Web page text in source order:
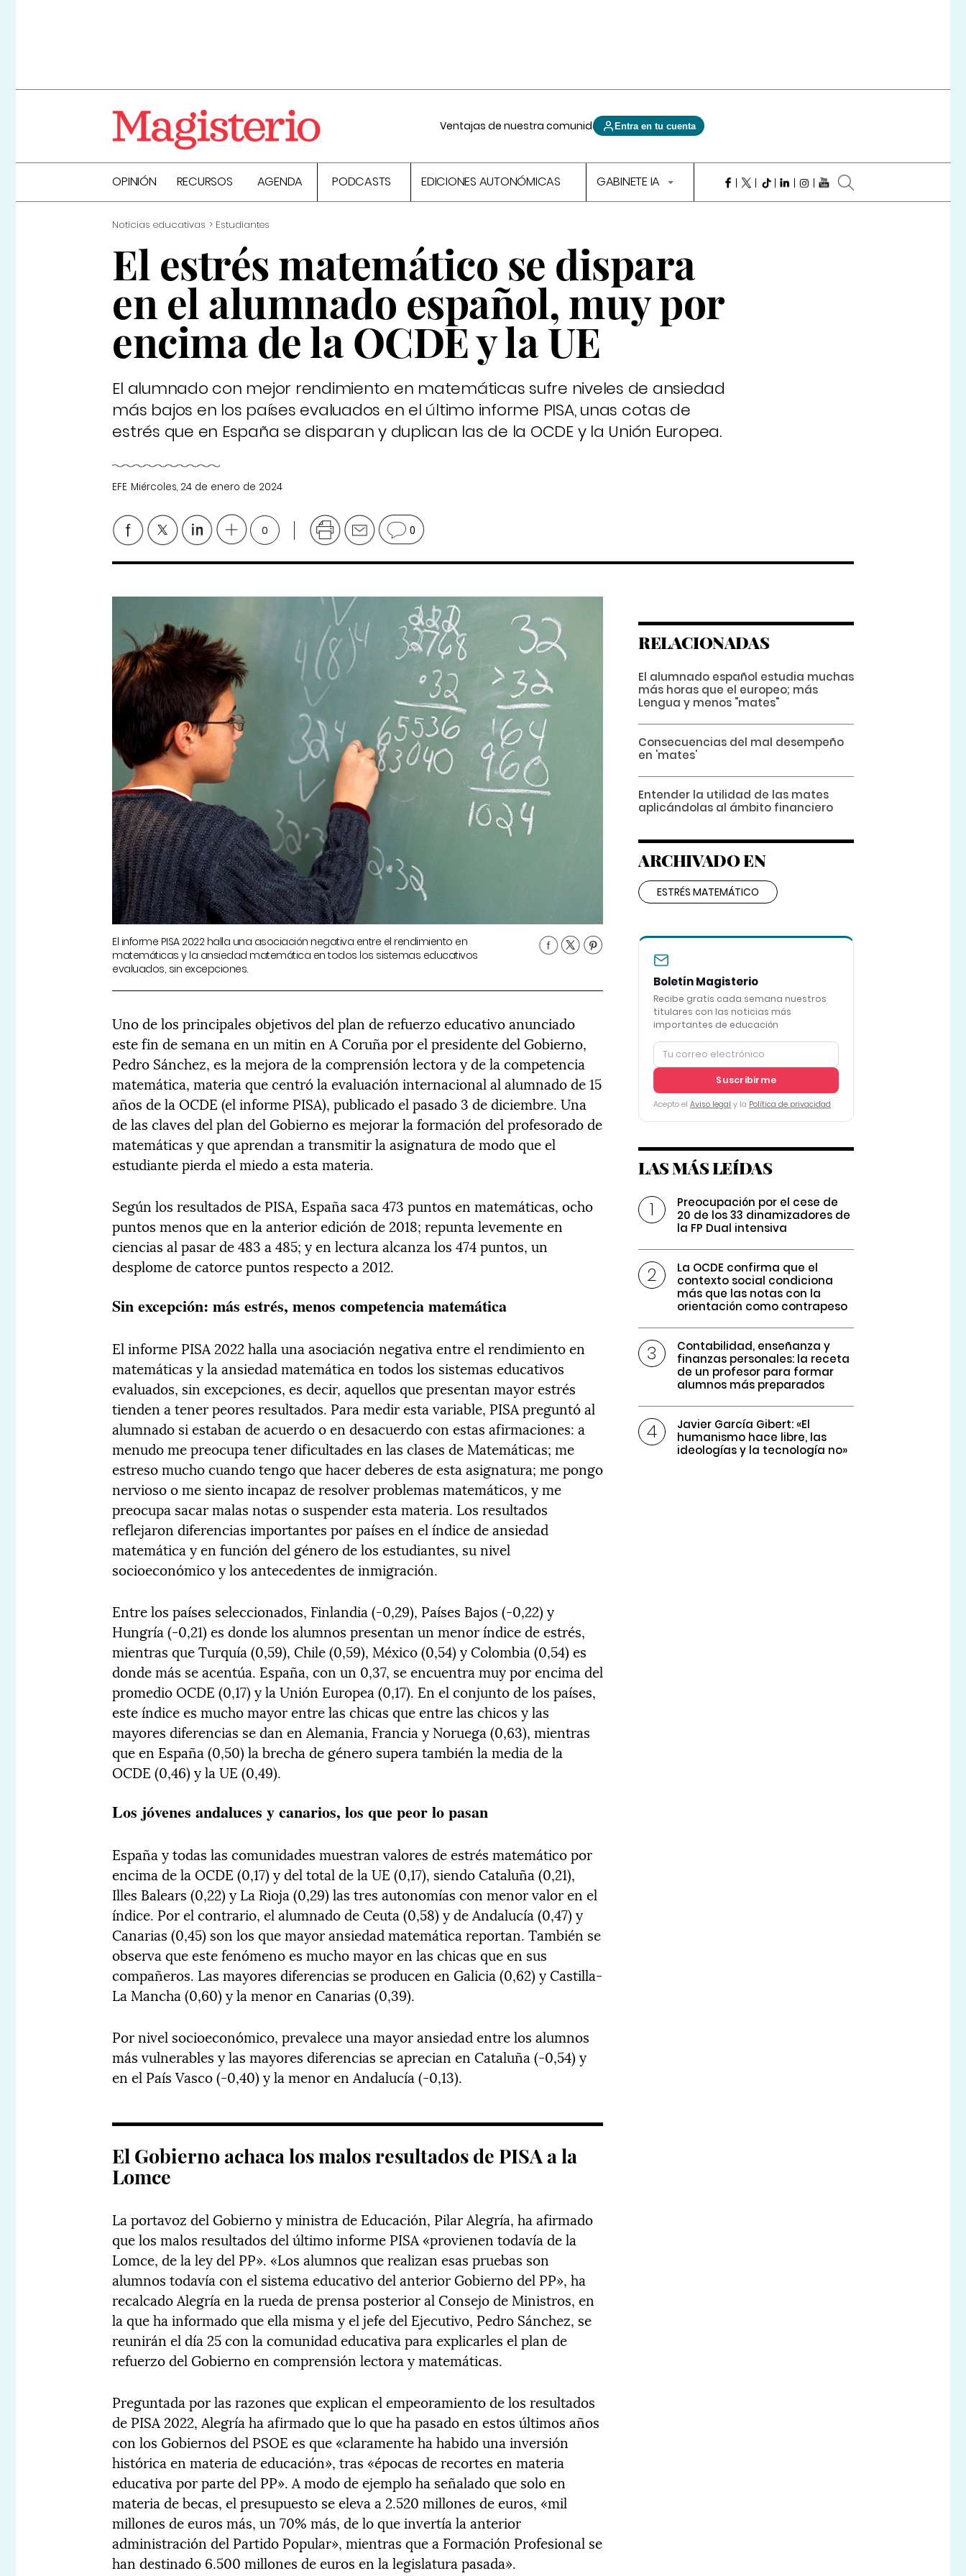
Ventajas de nuestra comunidad Entra en tu cuenta
OPINIÓN RECURSOS AGENDA PODCASTS EDICIONES AUTONÓMICAS GABINETE IA
Noticias educativas Estudiantes
El estrés matemático se dispara
en el alumnado español, muy por
encima de la OCDE y la UE
El alumnado con mejor rendimiento en matemáticas sufre niveles de ansiedad
más bajos en los países evaluados en el último informe PISA, unas cotas de
estrés que en España se disparan y duplican las de la OCDE y la Unión Europea.
EFE Miércoles, 24 de enero de 2024
0 0
El informe PISA 2022 halla una asociación negativa entre el rendimiento en
matemáticas y la ansiedad matemática en todos los sistemas educativos
evaluados, sin excepciones.
Uno de los principales objetivos del plan de refuerzo educativo anunciado
este fin de semana en un mitin en A Coruña por el presidente del Gobierno,
Pedro Sánchez, es la mejora de la comprensión lectora y de la competencia
matemática, materia que centró la evaluación internacional al alumnado de 15
años de la OCDE (el informe PISA), publicado el pasado 3 de diciembre. Una
de las claves del plan del Gobierno es mejorar la formación del profesorado de
matemáticas y que aprendan a transmitir la asignatura de modo que el
estudiante pierda el miedo a esta materia.
Según los resultados de PISA, España saca 473 puntos en matemáticas, ocho
puntos menos que en la anterior edición de 2018; repunta levemente en
ciencias al pasar de 483 a 485; y en lectura alcanza los 474 puntos, un
desplome de catorce puntos respecto a 2012.
Sin excepción: más estrés, menos competencia matemática
El informe PISA 2022 halla una asociación negativa entre el rendimiento en
matemáticas y la ansiedad matemática en todos los sistemas educativos
evaluados, sin excepciones, es decir, aquellos que presentan mayor estrés
tienden a tener peores resultados. Para medir esta variable, PISA preguntó al
alumnado si estaban de acuerdo o en desacuerdo con estas afirmaciones: a
menudo me preocupa tener dificultades en las clases de Matemáticas; me
estreso mucho cuando tengo que hacer deberes de esta asignatura; me pongo
nervioso o me siento incapaz de resolver problemas matemáticos, y me
preocupa sacar malas notas o suspender esta materia. Los resultados
reflejaron diferencias importantes por países en el índice de ansiedad
matemática y en función del género de los estudiantes, su nivel
socioeconómico y los antecedentes de inmigración.
Entre los países seleccionados, Finlandia (-0,29), Países Bajos (-0,22) y
Hungría (-0,21) es donde los alumnos presentan un menor índice de estrés,
mientras que Turquía (0,59), Chile (0,59), México (0,54) y Colombia (0,54) es
donde más se acentúa. España, con un 0,37, se encuentra muy por encima del
promedio OCDE (0,17) y la Unión Europea (0,17). En el conjunto de los países,
este índice es mucho mayor entre las chicas que entre las chicos y las
mayores diferencias se dan en Alemania, Francia y Noruega (0,63), mientras
que en España (0,50) la brecha de género supera también la media de la
OCDE (0,46) y la UE (0,49).
Los jóvenes andaluces y canarios, los que peor lo pasan
España y todas las comunidades muestran valores de estrés matemático por
encima de la OCDE (0,17) y del total de la UE (0,17), siendo Cataluña (0,21),
Illes Balears (0,22) y La Rioja (0,29) las tres autonomías con menor valor en el
índice. Por el contrario, el alumnado de Ceuta (0,58) y de Andalucía (0,47) y
Canarias (0,45) son los que mayor ansiedad matemática reportan. También se
observa que este fenómeno es mucho mayor en las chicas que en sus
compañeros. Las mayores diferencias se producen en Galicia (0,62) y Castilla-
La Mancha (0,60) y la menor en Canarias (0,39).
Por nivel socioeconómico, prevalece una mayor ansiedad entre los alumnos
más vulnerables y las mayores diferencias se aprecian en Cataluña (-0,54) y
en el País Vasco (-0,40) y la menor en Andalucía (-0,13).
El Gobierno achaca los malos resultados de PISA a la
Lomce
La portavoz del Gobierno y ministra de Educación, Pilar Alegría, ha afirmado
que los malos resultados del último informe PISA «provienen todavía de la
Lomce, de la ley del PP». «Los alumnos que realizan esas pruebas son
alumnos todavía con el sistema educativo del anterior Gobierno del PP», ha
recalcado Alegría en la rueda de prensa posterior al Consejo de Ministros, en
la que ha informado que ella misma y el jefe del Ejecutivo, Pedro Sánchez, se
reunirán el día 25 con la comunidad educativa para explicarles el plan de
refuerzo del Gobierno en comprensión lectora y matemáticas.
Preguntada por las razones que explican el empeoramiento de los resultados
de PISA 2022, Alegría ha afirmado que lo que ha pasado en estos últimos años
con los Gobiernos del PSOE es que «claramente ha habido una inversión
histórica en materia de educación», tras «épocas de recortes en materia
educativa por parte del PP». A modo de ejemplo ha señalado que solo en
materia de becas, el presupuesto se eleva a 2.520 millones de euros, «mil
millones de euros más, un 70% más, de lo que invertía la anterior
administración del Partido Popular», mientras que a Formación Profesional se
han destinado 6.500 millones de euros en la legislatura pasada».
RELACIONADAS
El alumnado español estudia muchas
más horas que el europeo; más
Lengua y menos "mates"
Consecuencias del mal desempeño
en 'mates'
Entender la utilidad de las mates
aplicándolas al ámbito financiero
ARCHIVADO EN
ESTRÉS MATEMÁTICO
Boletín Magisterio
Recibe gratis cada semana nuestros
titulares con las noticias más
importantes de educación
Suscribirme
Acepto el Aviso legal y la Política de privacidad
LAS MÁS LEÍDAS
Preocupación por el cese de
20 de los 33 dinamizadores de
la FP Dual intensiva
La OCDE confirma que el
contexto social condiciona
más que las notas con la
orientación como contrapeso
Contabilidad, enseñanza y
finanzas personales: la receta
de un profesor para formar
alumnos más preparados
Javier García Gibert: «El
humanismo hace libre, las
ideologías y la tecnología no»